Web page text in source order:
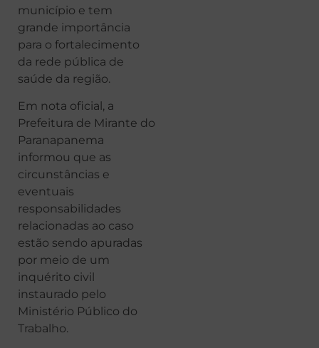
município e tem
grande importância
para o fortalecimento
da rede pública de
saúde da região.
Em nota oficial, a
Prefeitura de Mirante do
Paranapanema
informou que as
circunstâncias e
eventuais
responsabilidades
relacionadas ao caso
estão sendo apuradas
por meio de um
inquérito civil
instaurado pelo
Ministério Público do
Trabalho.